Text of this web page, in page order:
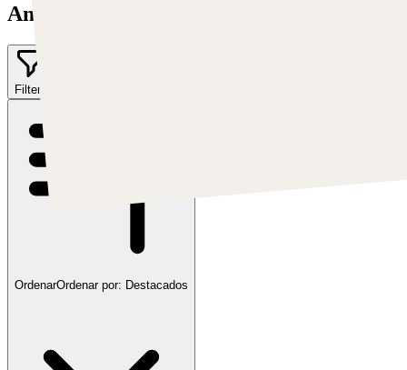
Anato Finnstark
Filter
OrdenarOrdenar por: Destacados